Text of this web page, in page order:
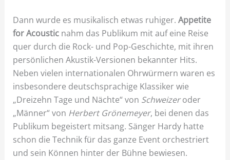
Dann wurde es musikalisch etwas ruhiger. Appetite
for Acoustic nahm das Publikum mit auf eine Reise
quer durch die Rock- und Pop-Geschichte, mit ihren
persönlichen Akustik-Versionen bekannter Hits.
Neben vielen internationalen Ohrwürmern waren es
insbesondere deutschsprachige Klassiker wie
„Dreizehn Tage und Nächte“ von Schweizeroder
„Männer“ von Herbert Grönemeyer, bei denen das
Publikum begeistert mitsang. Sänger Hardy hatte
schon die Technik für das ganze Event orchestriert
und sein Können hinter der Bühne bewiesen.